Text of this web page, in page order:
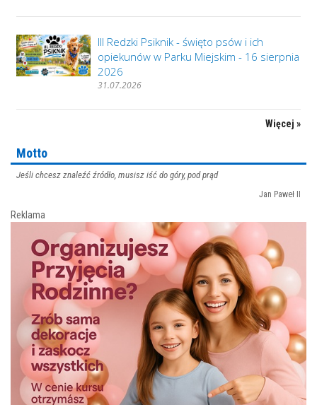
III Redzki Psiknik - święto psów i ich
opiekunów w Parku Miejskim - 16 sierpnia
2026
31.07.2026
Więcej »
Motto
Jeśli chcesz znaleźć źródło, musisz iść do góry, pod prąd
Jan Paweł II
Reklama